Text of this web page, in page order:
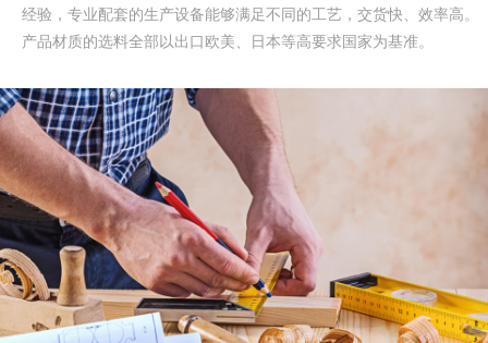
经验，专业配套的生产设备能够满足不同的工艺，交货快、效率高。
产品材质的选料全部以出口欧美、日本等高要求国家为基准。